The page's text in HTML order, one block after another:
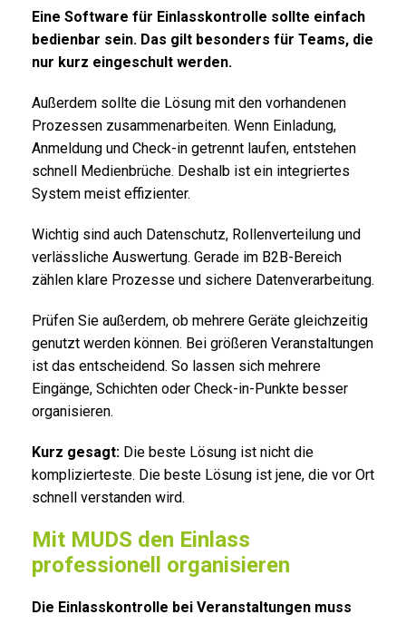
Eine Software für Einlasskontrolle sollte einfach
bedienbar sein. Das gilt besonders für Teams, die
nur kurz eingeschult werden.
Außerdem sollte die Lösung mit den vorhandenen
Prozessen zusammenarbeiten. Wenn Einladung,
Anmeldung und Check-in getrennt laufen, entstehen
schnell Medienbrüche. Deshalb ist ein integriertes
System meist effizienter.
Wichtig sind auch Datenschutz, Rollenverteilung und
verlässliche Auswertung. Gerade im B2B-Bereich
zählen klare Prozesse und sichere Datenverarbeitung.
Prüfen Sie außerdem, ob mehrere Geräte gleichzeitig
genutzt werden können. Bei größeren Veranstaltungen
ist das entscheidend. So lassen sich mehrere
Eingänge, Schichten oder Check-in-Punkte besser
organisieren.
Kurz gesagt: Die beste Lösung ist nicht die
komplizierteste. Die beste Lösung ist jene, die vor Ort
schnell verstanden wird.
Mit MUDS den Einlass
professionell organisieren
Die Einlasskontrolle bei Veranstaltungen muss